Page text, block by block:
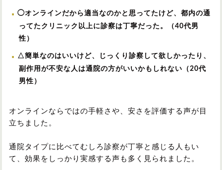
◯オンラインだから適当なのかと思ってたけど、都内の通
ってたクリニック以上に診察は丁寧だった。（40代男
性）
△簡単なのはいいけど、じっくり診察して欲しかったり、
副作用が不安な人は通院の方がいいかもしれない（20代
男性）
オンラインならではの手軽さや、安さを評価する声が目
立ちました。
通院タイプに比べてむしろ診察が丁寧と感じる人もい
て、効果をしっかり実感する声も多く見られました。